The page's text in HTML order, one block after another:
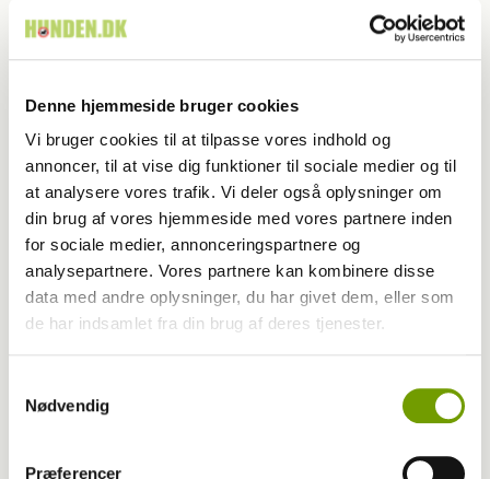
Denne hjemmeside bruger cookies
Vi bruger cookies til at tilpasse vores indhold og
annoncer, til at vise dig funktioner til sociale medier og til
at analysere vores trafik. Vi deler også oplysninger om
din brug af vores hjemmeside med vores partnere inden
for sociale medier, annonceringspartnere og
analysepartnere. Vores partnere kan kombinere disse
data med andre oplysninger, du har givet dem, eller som
de har indsamlet fra din brug af deres tjenester.
Nødvendig
Præferencer
Hvad gør man, hvis hunden løber væk?
Aktuelt
Når haven bugner: Hvad må hunden spise?